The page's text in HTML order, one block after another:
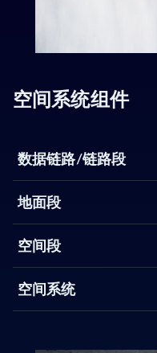
空间系统组件
数据链路/链路段
地面段
空间段
空间系统